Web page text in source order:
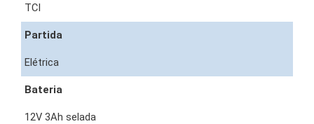
TCI
Partida
Elétrica
Bateria
12V 3Ah selada